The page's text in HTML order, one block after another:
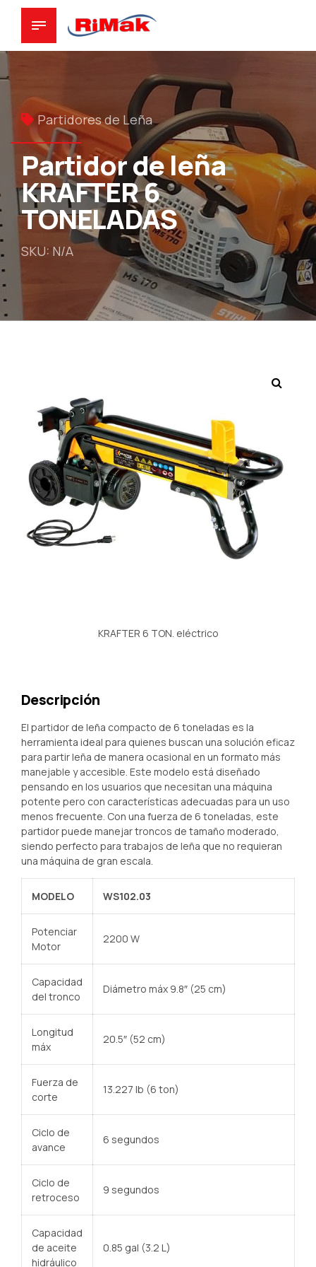
Partidores de Leña
Partidor de leña
KRAFTER 6
TONELADAS
SKU: N/A
KRAFTER 6 TON. eléctrico
Descripción
El partidor de leña compacto de 6 toneladas es la
herramienta ideal para quienes buscan una solución eficaz
para partir leña de manera ocasional en un formato más
manejable y accesible. Este modelo está diseñado
pensando en los usuarios que necesitan una máquina
potente pero con características adecuadas para un uso
menos frecuente. Con una fuerza de 6 toneladas, este
partidor puede manejar troncos de tamaño moderado,
siendo perfecto para trabajos de leña que no requieran
una máquina de gran escala.
MODELO WS102.03
Potenciar
Motor
2200 W
Capacidad
del tronco
Diámetro máx 9.8″ (25 cm)
Longitud
máx
20.5″ (52 cm)
Fuerza de
corte
13.227 lb (6 ton)
Ciclo de
avance
6 segundos
Ciclo de
retroceso
9 segundos
Capacidad
de aceite
hidráulico
0.85 gal (3.2 L)